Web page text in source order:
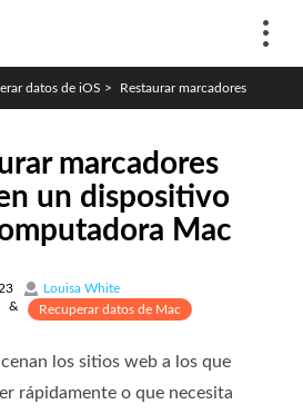
datos de iOS > Restaurar marcadores
marcadores
un dispositivo
Mac
Louisa White
& Recuperar datos de Mac
los sitios web a los que
rápidamente o que necesita